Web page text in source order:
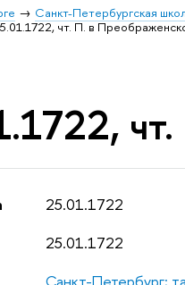
Санкт-Петербургская
чт. П. в
25.01.1722
25.01.1722